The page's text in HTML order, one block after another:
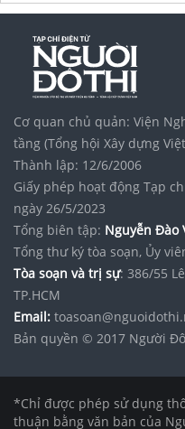
Tập đoàn Bcons Group
Cơ quan chủ quản: Viện
tầng (Tổng hội Xây dựng
Thành lập: 12/6/2006
Giấy phép hoạt động Tạp
ngày 26/5/2023
Tổng biên tập: Nguyễn Đào
Tổng thư ký tòa soạn, Ủy
Tòa soạn và trị sự: 386/55
TP.HCM
Email:
Bản quyền © 2017 Người
*Chỉ được phép sử dụng
thuận bằng văn bản của